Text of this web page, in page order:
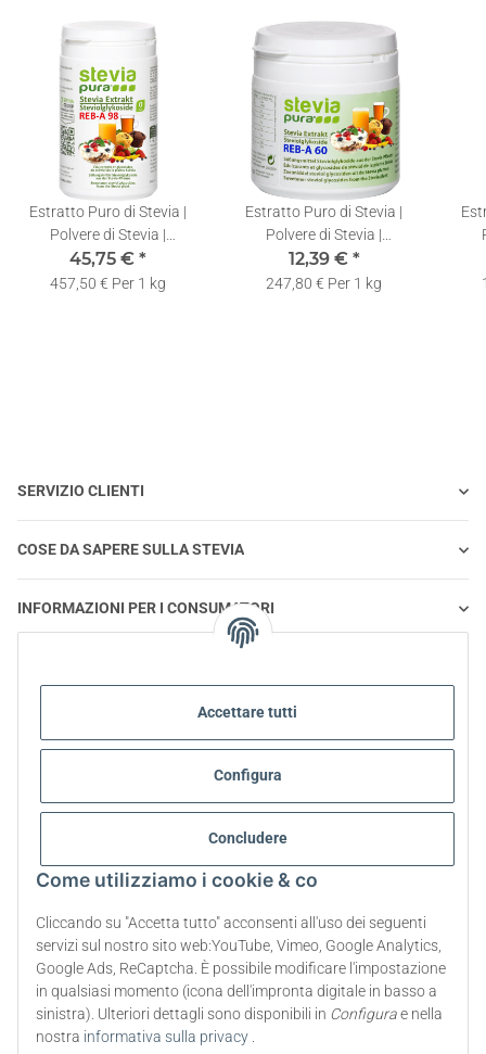
Accettare tutti
Configura
Concludere
Come utilizziamo i cookie & co
Cliccando su "Accetta tutto" acconsenti all'uso dei seguenti
servizi sul nostro sito web:YouTube, Vimeo, Google Analytics,
Google Ads, ReCaptcha. È possibile modificare l'impostazione
in qualsiasi momento (icona dell'impronta digitale in basso a
sinistra). Ulteriori dettagli sono disponibili in Configurae nella
nostra informativa sulla privacy
Estratto Puro di Stevia |
Polvere di Stevia |
Rebaudioside-A 98% | Con
Cucchiaio Dosatore | 100g
45,75 € *
457,50 € Per 1 kg
Estratto Puro di Stevia |
Polvere di Stevia |
Rebaudioside-A 60% | Con
Cucchiaio Dosatore | 50g
12,39 € *
247,80 € Per 1 kg
SERVIZIO CLIENTI
COSE DA SAPERE SULLA STEVIA
INFORMAZIONI PER I CONSUMATORI
INFORMAZIONI SUL PRODOTTO STEVIA
Recesso dal contratto
* Tutti i prezzi includono l'IVA di legge., più spese di spedizione